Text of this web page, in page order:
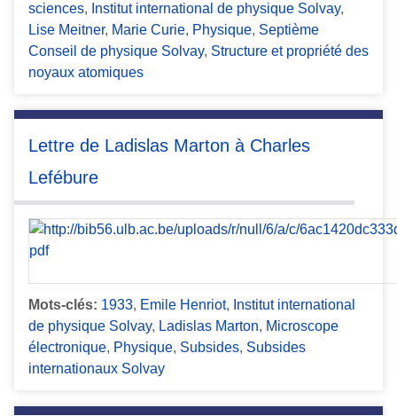
sciences, Institut international de physique Solvay,
Lise Meitner, Marie Curie, Physique, Septième
Conseil de physique Solvay, Structure et propriété des
noyaux atomiques
Lettre de Ladislas Marton à Charles
Lefébure
Mots-clés: 1933, Emile Henriot, Institut international
de physique Solvay, Ladislas Marton, Microscope
électronique, Physique, Subsides, Subsides
internationaux Solvay